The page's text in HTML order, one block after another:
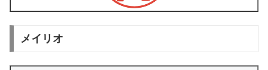
メイリオ